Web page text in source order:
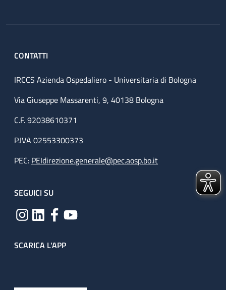
CONTATTI
IRCCS Azienda Ospedaliero - Universitaria di Bologna
Via Giuseppe Massarenti, 9, 40138 Bologna
C.F. 92038610371
P.IVA 02553300373
PEC: PEIdirezione.generale@pec.aosp.bo.it
SEGUICI SU
SCARICA L'APP